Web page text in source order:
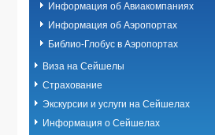
Информация об Авиакомпаниях
Информация об Аэропортах
Библио-Глобус в Аэропортах
Виза на Сейшелы
Страхование
Экскурсии и услуги на Сейшелах
Информация о Сейшелах